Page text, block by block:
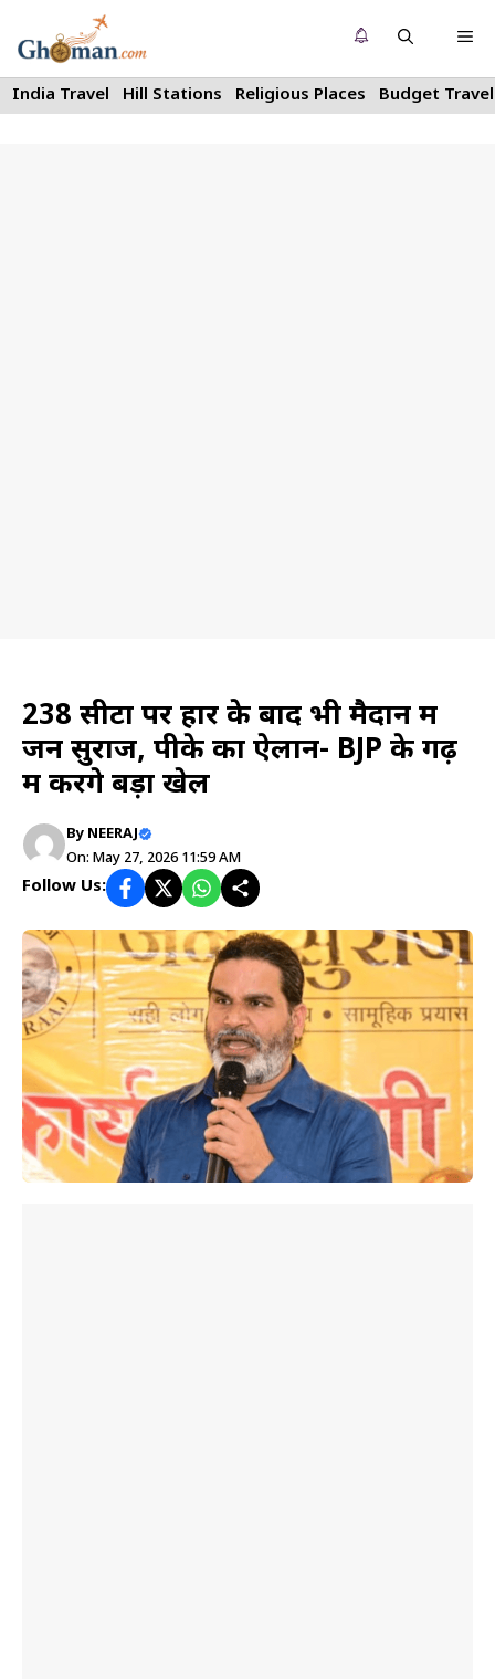
to
content
India Travel Hill Stations Religious Places Budget Travel
238 सीटों पर हार के बाद भी मैदान में
जन सुराज, पीके का ऐलान- BJP के गढ़
में करेंगे बड़ा खेल
By NEERAJ
On: May 27, 2026 11:59 AM
Follow Us: